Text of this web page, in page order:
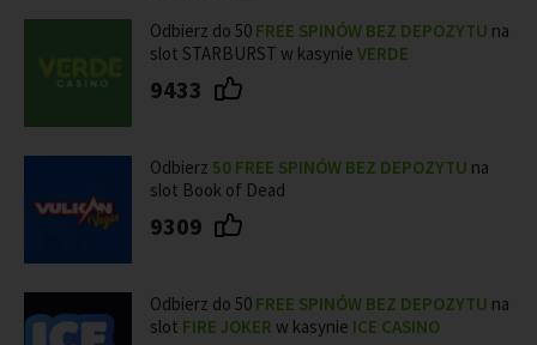
Odbierz do 50 FREE SPINÓW BEZ DEPOZYTU na
slot STARBURST w kasynie VERDE
9433
Odbierz 50 FREE SPINÓW BEZ DEPOZYTU na
slot Book of Dead
9309
Odbierz do 50 FREE SPINÓW BEZ DEPOZYTU na
slot FIRE JOKER w kasynie ICE CASINO